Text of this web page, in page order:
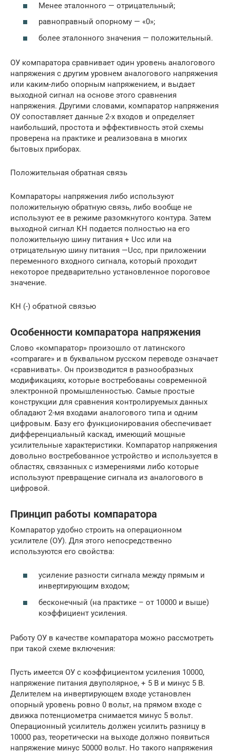
Менее эталонного — отрицательный;
равноправный опорному — «0»;
более эталонного значения — положительный.
ОУ компаратора сравнивает один уровень аналогового
напряжения с другим уровнем аналогового напряжения
или каким-либо опорным напряжением, и выдает
выходной сигнал на основе этого сравнения
напряжения. Другими словами, компаратор напряжения
ОУ сопоставляет данные 2-х входов и определяет
наибольший, простота и эффективность этой схемы
проверена на практике и реализована в многих
бытовых приборах.
Положительная обратная связь
Компараторы напряжения либо используют
положительную обратную связь, либо вообще не
используют ее в режиме разомкнутого контура. Затем
выходной сигнал КН подается полностью на его
положительную шину питания + Ucc или на
отрицательную шину питания —Ucc, при приложении
переменного входного сигнала, который проходит
некоторое предварительно установленное пороговое
значение.
КН (-) обратной связью
Особенности компаратора напряжения
Слово «компаратор» произошло от латинского
«comparare» и в буквальном русском переводе означает
«сравнивать». Он производится в разнообразных
модификациях, которые востребованы современной
электронной промышленностью. Самые простые
конструкции для сравнения контролируемых данных
обладают 2-мя входами аналогового типа и одним
цифровым. Базу его функционирования обеспечивает
дифференциальный каскад, имеющий мощные
усилительные характеристики. Компаратор напряжения
довольно востребованное устройство и используется в
областях, связанных с измерениями либо которые
используют превращение сигнала из аналогового в
цифровой.
Принцип работы компаратора
Компаратор удобно строить на операционном
усилителе (ОУ). Для этого непосредственно
используются его свойства:
усиление разности сигнала между прямым и
инвертирующим входом;
бесконечный (на практике – от 10000 и выше)
коэффициент усиления.
Работу ОУ в качестве компаратора можно рассмотреть
при такой схеме включения:
Пусть имеется ОУ с коэффициентом усиления 10000,
напряжение питания двуполярное, + 5 В и минус 5 В.
Делителем на инвертирующем входе установлен
опорный уровень ровно 0 вольт, на прямом входе с
движка потенциометра снимается минус 5 вольт.
Операционный усилитель должен усилить разницу в
10000 раз, теоретически на выходе должно появиться
напряжение минус 50000 вольт. Но такого напряжения